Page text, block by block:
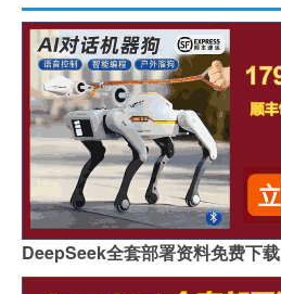
DeepSeek全套部署资料免费下载